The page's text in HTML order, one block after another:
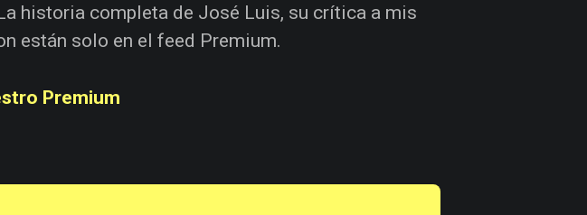
historia completa de José Luis, su crítica a mis
están solo en el feed Premium.
Premium